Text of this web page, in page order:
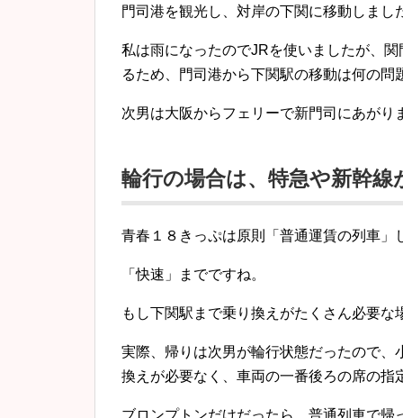
門司港を観光し、対岸の下関に移動しまし
私は雨になったのでJRを使いましたが、
るため、門司港から下関駅の移動は何の問
次男は大阪からフェリーで新門司にあがり
輪行の場合は、特急や新幹線
青春１８きっぷは原則「普通運賃の列車」
「快速」までですね。
もし下関駅まで乗り換えがたくさん必要
実際、帰りは次男が輪行状態だったので
換えが必要なく、車両の一番後ろの席の